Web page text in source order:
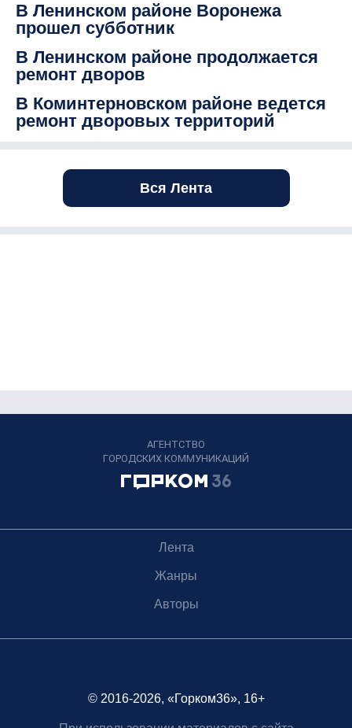
В Ленинском районе Воронежа
прошел субботник
В Ленинском районе продолжается
ремонт дворов
В Коминтерновском районе ведется
ремонт дворовых территорий
Вся Лента
АГЕНТСТВО
ГОРОДСКИХ КОММУНИКАЦИЙ
Лента
Жанры
Авторы
© 2016-2026, «Горком36», 16+